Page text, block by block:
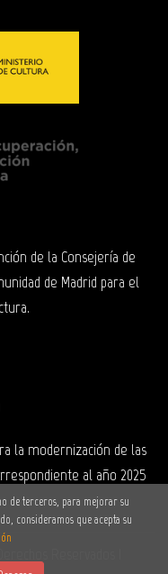
de la Consejería de
de Madrid para el
la modernización de las
al año 2025
de terceros, para mejorar su
consideramos que acepta su